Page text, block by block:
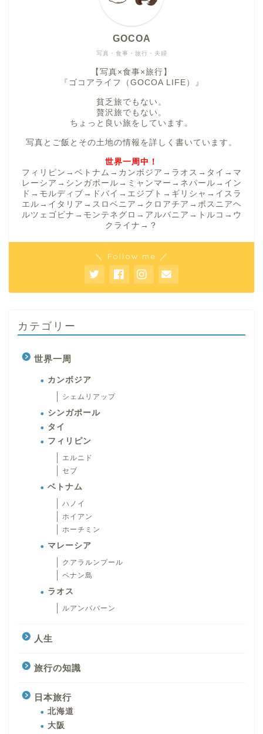
写真・食事・旅行・夫婦
GOCOA
【写真×食事×旅行】
『ゴコアライフ（GOCOA LIFE）』
貧乏旅でもない。
贅沢旅でもない。
ちょっと良い旅をしています。
写真とご飯とその土地の情報を詳しく書いています。
世界一周中！
フィリピン→ベトナム→カンボジア→ラオス→タイ→マ
レーシア→シンガポール→ミャンマー→ネパール→イン
ド→モルディブ→ドバイ→エジプト→ギリシャ→イスラ
エル→イタリア→スロベニア→クロアチア→ボスニアヘ
ルツェゴビナ→モンテネグロ→アルバニア→トルコ→ウ
クライナ→？
＼ Follow me ／
カテゴリー
世界一周
カンボジア
シェムリアップ
シンガポール
タイ
フィリピン
エルニド
セブ
ベトナム
ハノイ
ホイアン
ホーチミン
マレーシア
クアラルンプール
ペナン島
ラオス
ルアンパバーン
人生
旅行の知識
日本旅行
北海道
大阪